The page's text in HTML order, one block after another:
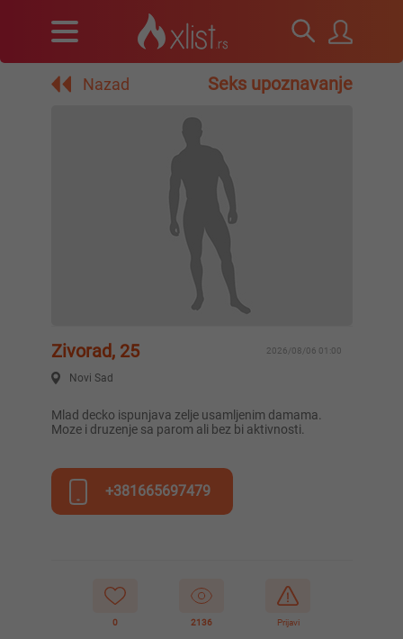
Nazad Seks upoznavanje
Zivorad, 25 2026/08/06 01:00
Novi Sad
Mlad decko ispunjava zelje usamljenim damama.
Moze i druzenje sa parom ali bez bi aktivnosti.
+381665697479
0 2136 Prijavi